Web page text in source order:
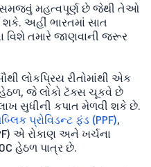
સમજવું મહત્વપૂર્ણ છે જેથી તેઓ
શકે. અહીં ભારતમાં સાત
તમારે જાણવાની જરૂર
લોકપ્રિય રીતોમાંથી એક
જે લોકો ટૅક્સ ચૂકવે છે
સુધીની કપાત મેળવી શકે છે.
પ્રોવિડન્ટ ફંડ (PPF),
એ રોકાણ અને ખર્ચના
હેઠળ પાત્ર છે.